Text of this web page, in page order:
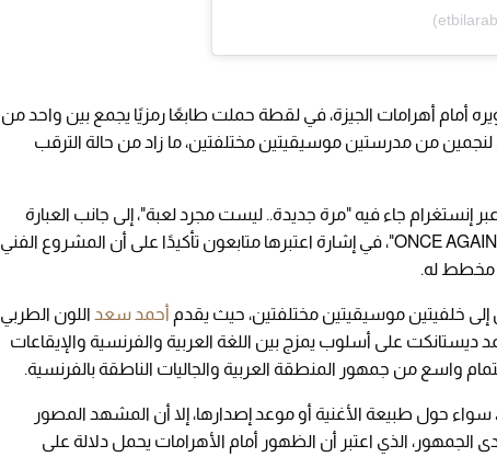
أمام أهرامات الجيزة، في لقطة حملت طابعًا رمزيًا يجمع بين واحد من
لنجمين من مدرستين موسيقيتين مختلفتين، ما زاد من حالة الترقب
إنستغرام جاء فيه "مرة جديدة.. ليست مجرد لعبة"، إلى جانب العبارة
نفسها باللغة الإنجليزية "ONCE AGAIN IT’S NOT A GAME"، في إشارة اعتبرها متابعون تأكيدًا على أن المشروع الفني
مخطط له.
إلى خلفيتين موسيقيتين مختلفتين، حيث يقدم أحمد سعد اللون الطربي
ديستانكت على أسلوب يمزج بين اللغة العربية والفرنسية والإيقاعات
واسع من جمهور المنطقة العربية والجاليات الناطقة بالفرنسية.
حول طبيعة الأغنية أو موعد إصدارها، إلا أن المشهد المصور
الذي اعتبر أن الظهور أمام الأهرامات يحمل دلالة على